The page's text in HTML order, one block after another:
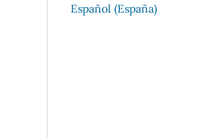
Español (España)